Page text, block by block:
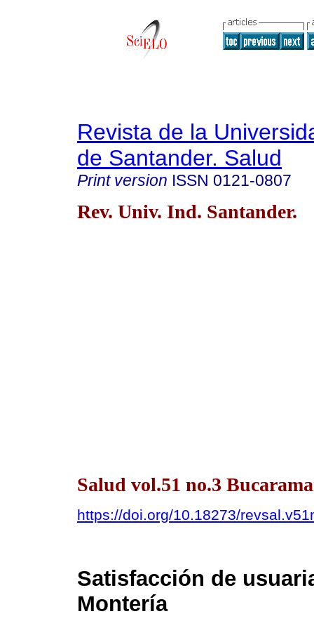
Revista de la
de Santander. Salud
Print version ISSN 0121-0807
Rev. Univ. Ind. Santander.
Salud vol.51 no.3
https://doi.org/10.18273/
Satisfacción de
Montería